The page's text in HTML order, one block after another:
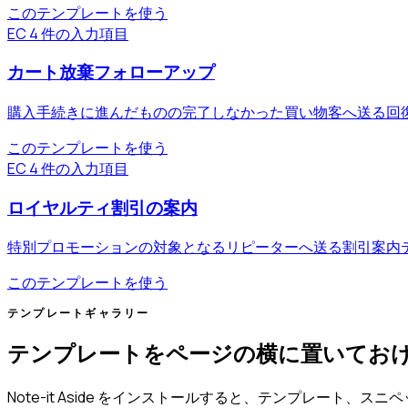
このテンプレートを使う
EC 4 件の入力項目
カート放棄フォローアップ
購入手続きに進んだものの完了しなかった買い物客へ送る回
このテンプレートを使う
EC 4 件の入力項目
ロイヤルティ割引の案内
特別プロモーションの対象となるリピーターへ送る割引案内
このテンプレートを使う
テンプレートギャラリー
テンプレートをページの横に置いてお
Note-it Aside をインストールすると、テンプレート、スニ